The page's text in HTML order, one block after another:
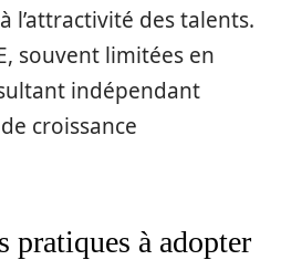
l’attractivité des talents.
souvent limitées en
indépendant
croissance
pratiques à adopter